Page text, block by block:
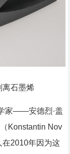
离石墨烯
家——安德烈·盖
Konstantin Nov
2010年因为这